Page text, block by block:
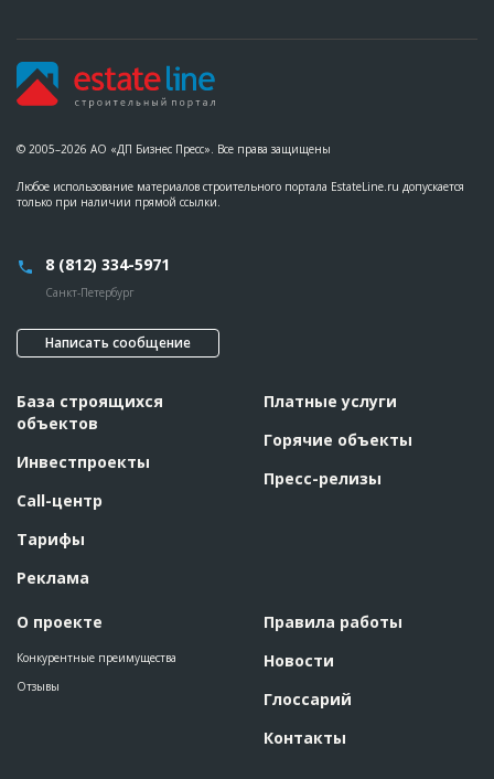
© 2005–2026 АО «ДП Бизнес Пресс». Все права защищены
Любое использование материалов строительного портала EstateLine.ru допускается
только при наличии прямой ссылки.
8 (812) 334-5971
Санкт-Петербург
Написать сообщение
База строящихся
объектов
Инвестпроекты
Call-центр
Тарифы
Реклама
О проекте
Конкурентные преимущества
Отзывы
Платные услуги
Горячие объекты
Пресс-релизы
Правила работы
Новости
Глоссарий
Контакты